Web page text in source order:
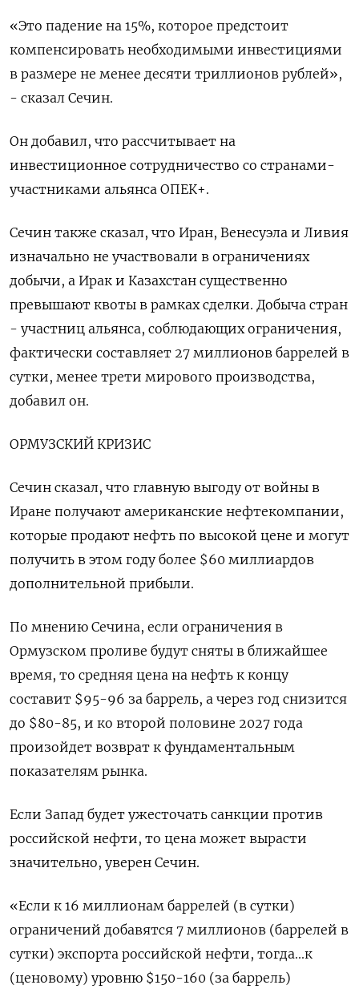
«Это ‌падение на 15%, которое предстоит
компенсировать необходимыми инвестициями
в размере ‌не менее десяти триллионов рублей»,
- сказал Сечин.
Он добавил, что рассчитывает на
инвестиционное сотрудничество со странами-
участниками альянса ОПЕК+.
Сечин также сказал, что Иран, ​Венесуэла и Ливия
изначально не участвовали в ограничениях
добычи, а Ирак и Казахстан существенно
превышают квоты в рамках сделки. Добыча стран
- участниц ‌альянса, соблюдающих ограничения,
фактически составляет 27 миллионов баррелей в
сутки, менее трети мирового производства,
добавил он.
ОРМУЗСКИЙ КРИЗИС
Сечин сказал, что главную выгоду ​от войны в
Иране получают американские нефтекомпании,
которые продают нефть по высокой цене и могут
получить в этом году более $60 ‌миллиардов
дополнительной прибыли.
По мнению Сечина, если ограничения в
Ормузском проливе будут сняты в ближайшее
время, то средняя цена на нефть к концу
составит $95-96 за баррель, а через год снизится
до $80-85, и ко второй половине 2027 года
произойдет ​возврат к фундаментальным
показателям рынка.
Если Запад будет ​ужесточать санкции против
российской нефти, то ‌цена может вырасти
значительно, уверен Сечин.
«Если к 16 миллионам баррелей (в сутки)
ограничений добавятся 7 миллионов (баррелей в
сутки) экспорта российской нефти, ​тогда...к
(ценовому) уровню $150-160 (за баррель)